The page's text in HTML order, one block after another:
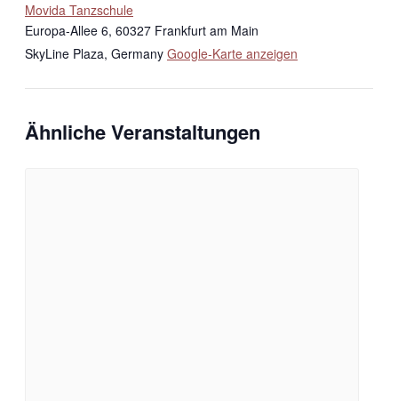
Movida Tanzschule
Europa-Allee 6, 60327 Frankfurt am Main
SkyLine Plaza, Germany Google-Karte anzeigen
Ähnliche Veranstaltungen